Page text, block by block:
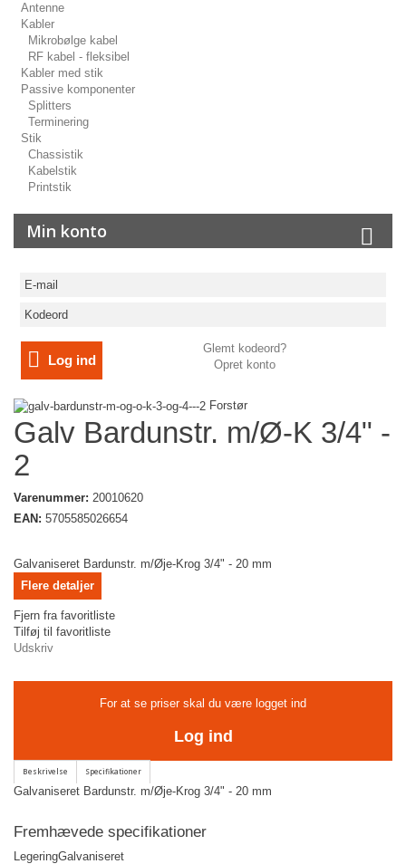
Antenne
Kabler
Mikrobølge kabel
RF kabel - fleksibel
Kabler med stik
Passive komponenter
Splitters
Terminering
Stik
Chassistik
Kabelstik
Printstik
Min konto
Log ind
Glemt kodeord?
Opret konto
Forstør
Galv Bardunstr. m/Ø-K 3/4" -
2
Varenummer: 20010620
EAN: 5705585026654
Galvaniseret Bardunstr. m/Øje-Krog 3/4" - 20 mm
Flere detaljer
Fjern fra favoritliste
Tilføj til favoritliste
Udskriv
For at se priser skal du være logget ind
Log ind
Galvaniseret Bardunstr. m/Øje-Krog 3/4" - 20 mm
Fremhævede specifikationer
LegeringGalvaniseret